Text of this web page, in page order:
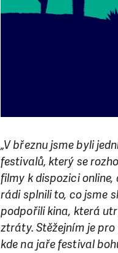
„V březnu jsme byli
festivalů, který se
filmy k dispozici
rádi splnili to, co jsme
podpořili kina, která
ztráty. Stěžejním je
kde na jaře festival